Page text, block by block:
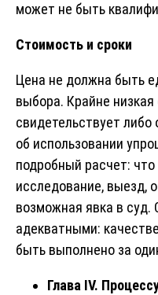
может не быть
Стоимость и сроки
Цена не должна быть
выбора. Крайне
свидетельствует либо
об использовании
подробный расчет:
исследование, выезд,
возможная явка в
адекватными:
быть выполнено за
Глава IV.